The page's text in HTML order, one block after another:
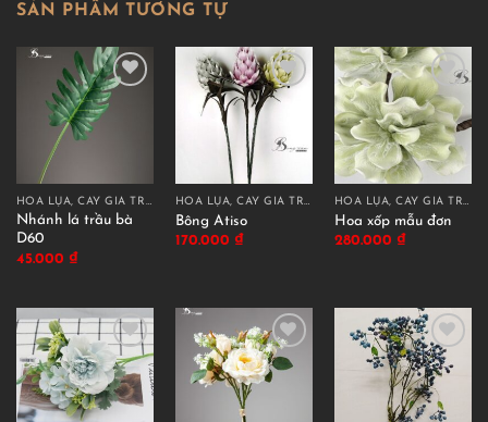
SẢN PHẨM TƯƠNG TỰ
HOA LỤA, CÂY GIẢ TRANG TRÍ CAO CẤP
Nhánh lá trầu bà
D60
45.000 ₫
HOA LỤA, CÂY GIẢ TRANG TRÍ CAO CẤP
Bông Atiso
170.000 ₫
HOA LỤA, CÂY GIẢ TRANG TRÍ CAO CẤP
Hoa xốp mẫu đơn
280.000 ₫